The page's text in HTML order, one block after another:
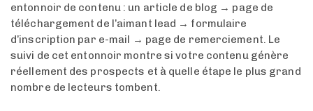
entonnoir de contenu : un article de blog → page de
téléchargement de l’aimant lead → formulaire
d’inscription par e-mail → page de remerciement. Le
suivi de cet entonnoir montre si votre contenu génère
réellement des prospects et à quelle étape le plus grand
nombre de lecteurs tombent.